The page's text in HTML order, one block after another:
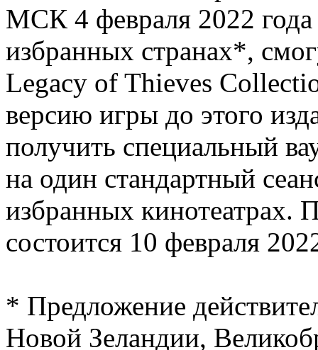
МСК 4 февраля 2022
избранных странах*,
Legacy of Thieves
версию игры до этого
получить специальный
на один стандартный
избранных кинотеатрах.
состоится 10 февраля
* Предложение
Новой Зеландии,